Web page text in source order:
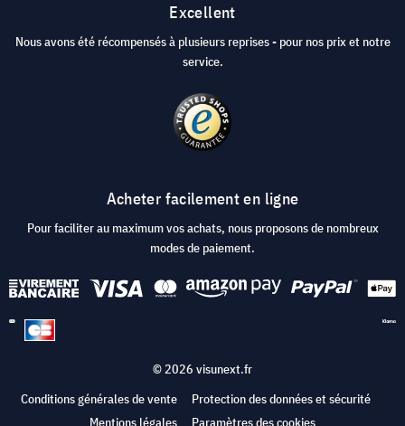
Excellent
Nous avons été récompensés à plusieurs reprises - pour nos prix et notre
service.
Acheter facilement en ligne
Pour faciliter au maximum vos achats, nous proposons de nombreux
modes de paiement.
© 2026 visunext.fr
Conditions générales de vente
Protection des données et sécurité
Mentions légales
Paramètres des cookies